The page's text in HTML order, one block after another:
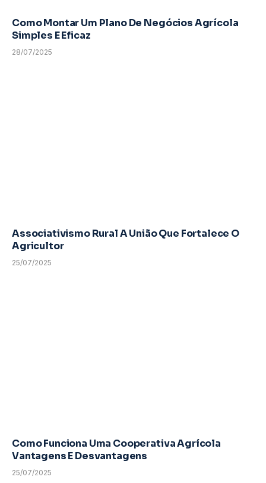
Como Montar Um Plano De Negócios Agrícola
Simples E Eficaz
28/07/2025
Associativismo Rural A União Que Fortalece O
Agricultor
25/07/2025
Como Funciona Uma Cooperativa Agrícola
Vantagens E Desvantagens
25/07/2025